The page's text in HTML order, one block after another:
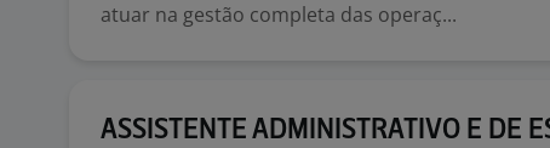
atuar na gestão completa das operaç...
ASSISTENTE ADMINISTRATIVO E DE